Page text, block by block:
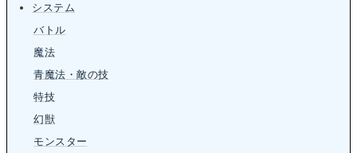
システム
バトル
魔法
青魔法・敵の技
特技
幻獣
モンスター